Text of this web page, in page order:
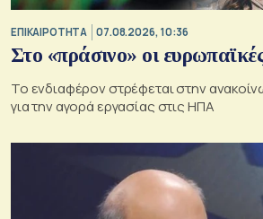
ΕΠΙΚΑΙΡΟΤΗΤΑ 07.08.2026, 10:36
Στο «πράσινο» οι
Το ενδιαφέρον στρέφεται στην
για την αγορά εργασίας στις ΗΠΑ